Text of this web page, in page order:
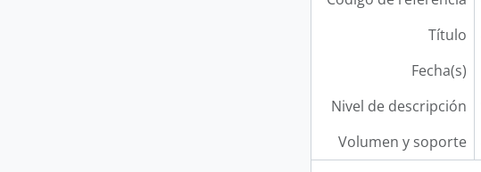
Título
Fecha(s)
Nivel de descripción
Volumen y soporte